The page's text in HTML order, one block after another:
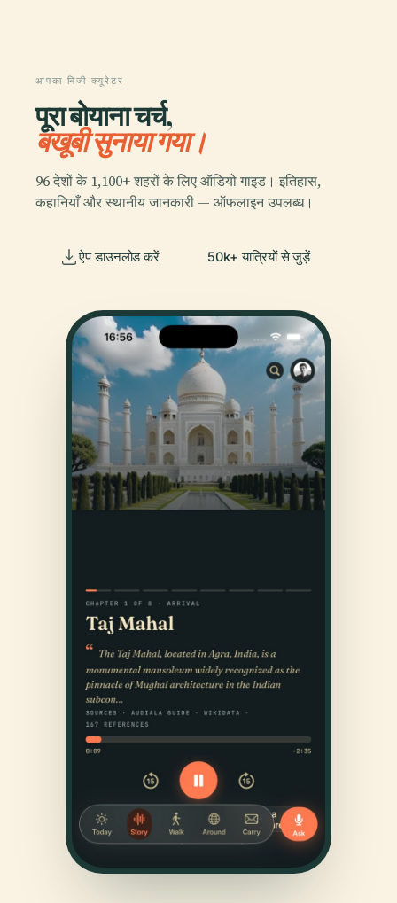
आपका निजी क्यूरेटर
पूरा बोयाना चर्च,
बखूबी सुनाया गया।
96 देशों के 1,100+ शहरों के लिए ऑडियो गाइड। इतिहास,
कहानियाँ और स्थानीय जानकारी — ऑफलाइन उपलब्ध।
ऐप डाउनलोड करें 50k+ यात्रियों से जुड़ें